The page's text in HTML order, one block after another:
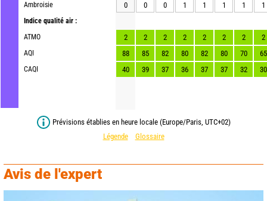
Ambroisie
Indice qualité air :
ATMO
AQI
CAQI
0
0 0 1 1 1 1 1
2 2 2 2 2 2 2
2
88
85 82 80 82 80 70
65
40
39 37 36 37 37 32 30
Prévisions établies en heure locale (Europe/Paris, UTC+02)
Légende
Glossaire
Avis de l'expert